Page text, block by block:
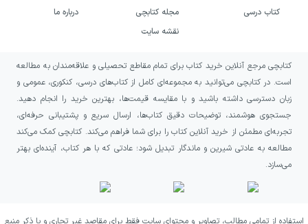
کتاب درسی
مجله کتابچی
نقشه سایت
درباره ما
کتابچی مرجع آنلاین خرید کتاب برای تمام مقاطع تحصیلی و علاقه‌مندان به مطالعه
است. در کتابچی می‌توانید به مجموعه‌ای کامل از کتاب‌های درسی، کنکوری، عمومی و
زبان دسترسی داشته باشید و با مقایسه قیمت‌ها، بهترین خرید را انجام دهید.
جستجوی هوشمند، توضیحات دقیق کتاب‌ها، ارسال سریع و پشتیبانی حرفه‌ای،
تجربه‌ای مطمئن از خرید آنلاین کتاب را برای شما فراهم می‌کند. کتابچی کمک می‌کند
مطالعه به عادتی شیرین و ماندگار تبدیل شود؛ عادتی که با هر کتاب، آینده‌ای بهتر
می‌سازد.
استفاده از تمامی مطالب، تصاویر و محتوای سایت فقط برای مقاصد غیر تجاری و با ذکر منبع